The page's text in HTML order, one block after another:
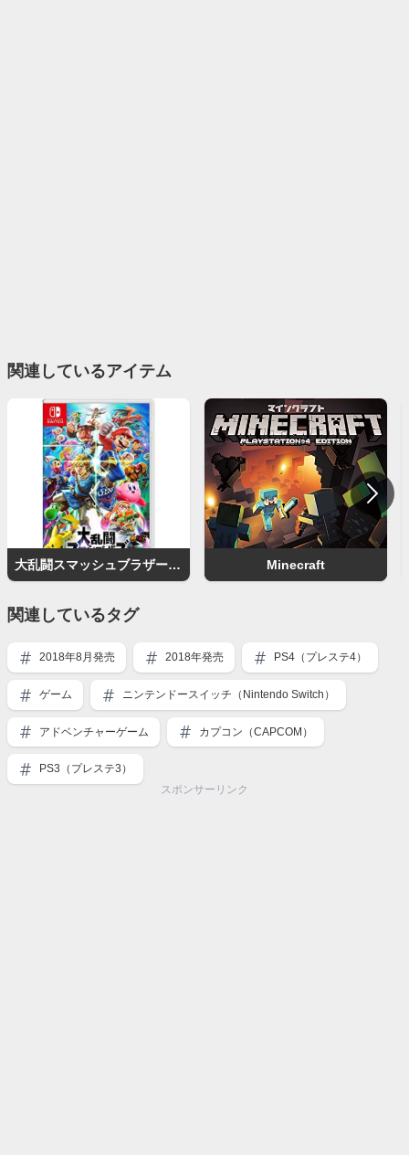
関連しているアイテム
大乱闘スマッシュブラザーズ SPECIAL Minecraft
関連しているタグ
2018年8月発売 2018年発売 PS4（プレステ4）
ゲーム ニンテンドースイッチ（Nintendo Switch）
アドベンチャーゲーム カプコン（CAPCOM）
PS3（プレステ3）
スポンサーリンク